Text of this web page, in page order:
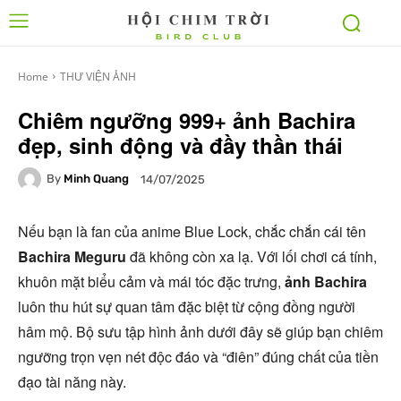
Home THƯ VIỆN ẢNH
Chiêm ngưỡng 999+ ảnh Bachira
đẹp, sinh động và đầy thần thái
By Minh Quang 14/07/2025
Nếu bạn là fan của anime Blue Lock, chắc chắn cái tên
Bachira Meguru đã không còn xa lạ. Với lối chơi cá tính,
khuôn mặt biểu cảm và mái tóc đặc trưng, ảnh Bachira
luôn thu hút sự quan tâm đặc biệt từ cộng đồng người
hâm mộ. Bộ sưu tập hình ảnh dưới đây sẽ giúp bạn chiêm
ngưỡng trọn vẹn nét độc đáo và “điên” đúng chất của tiền
đạo tài năng này.